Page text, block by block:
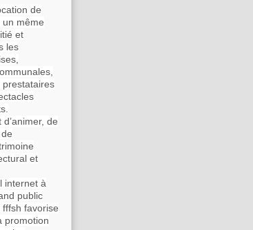
de
un même
et
les
prestataires
de
et
internet à
public
fffsh favorise
promotion